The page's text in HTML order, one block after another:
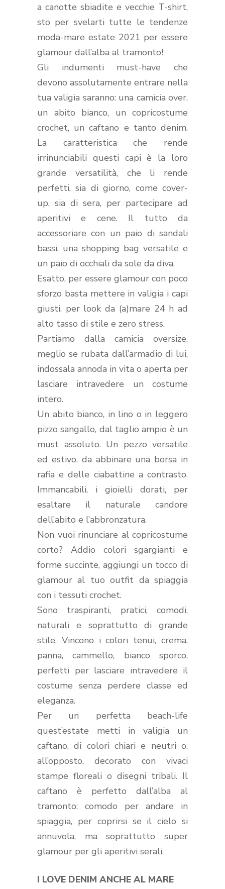
a canotte sbiadite e vecchie T-shirt,
sto per svelarti tutte le tendenze
moda-mare estate 2021 per essere
glamour dall’alba al tramonto!
Gli indumenti must-have che
devono assolutamente entrare nella
tua valigia saranno: una camicia over,
un abito bianco, un copricostume
crochet, un caftano e tanto denim.
La caratteristica che rende
irrinunciabili questi capi è la loro
grande versatilità, che li rende
perfetti, sia di giorno, come cover-
up, sia di sera, per partecipare ad
aperitivi e cene. Il tutto da
accessoriare con un paio di sandali
bassi, una shopping bag versatile e
un paio di occhiali da sole da diva.
Esatto, per essere glamour con poco
sforzo basta mettere in valigia i capi
giusti, per look da (a)mare 24 h ad
alto tasso di stile e zero stress.
Partiamo dalla camicia oversize,
meglio se rubata dall’armadio di lui,
indossala annoda in vita o aperta per
lasciare intravedere un costume
intero.
Un abito bianco, in lino o in leggero
pizzo sangallo, dal taglio ampio è un
must assoluto. Un pezzo versatile
ed estivo, da abbinare una borsa in
rafia e delle ciabattine a contrasto.
Immancabili, i gioielli dorati, per
esaltare il naturale candore
dell’abito e l’abbronzatura.
Non vuoi rinunciare al copricostume
corto? Addio colori sgargianti e
forme succinte, aggiungi un tocco di
glamour al tuo outfit da spiaggia
con i tessuti crochet.
Sono traspiranti, pratici, comodi,
naturali e soprattutto di grande
stile. Vincono i colori tenui, crema,
panna, cammello, bianco sporco,
perfetti per lasciare intravedere il
costume senza perdere classe ed
eleganza.
Per un perfetta beach-life
quest’estate metti in valigia un
caftano, di colori chiari e neutri o,
all’opposto, decorato con vivaci
stampe floreali o disegni tribali. Il
caftano è perfetto dall’alba al
tramonto: comodo per andare in
spiaggia, per coprirsi se il cielo si
annuvola, ma soprattutto super
glamour per gli aperitivi serali.
I LOVE DENIM ANCHE AL MARE